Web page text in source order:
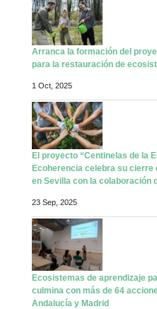
Arranca la formación del
para la restauración de
1 Oct, 2025
El proyecto “Centinelas de la
Ecoherencia celebra su
en Sevilla con la colaboración
23 Sep, 2025
Ecosistemas de aprendizaje
culmina con más de 64
Andalucía y Madrid